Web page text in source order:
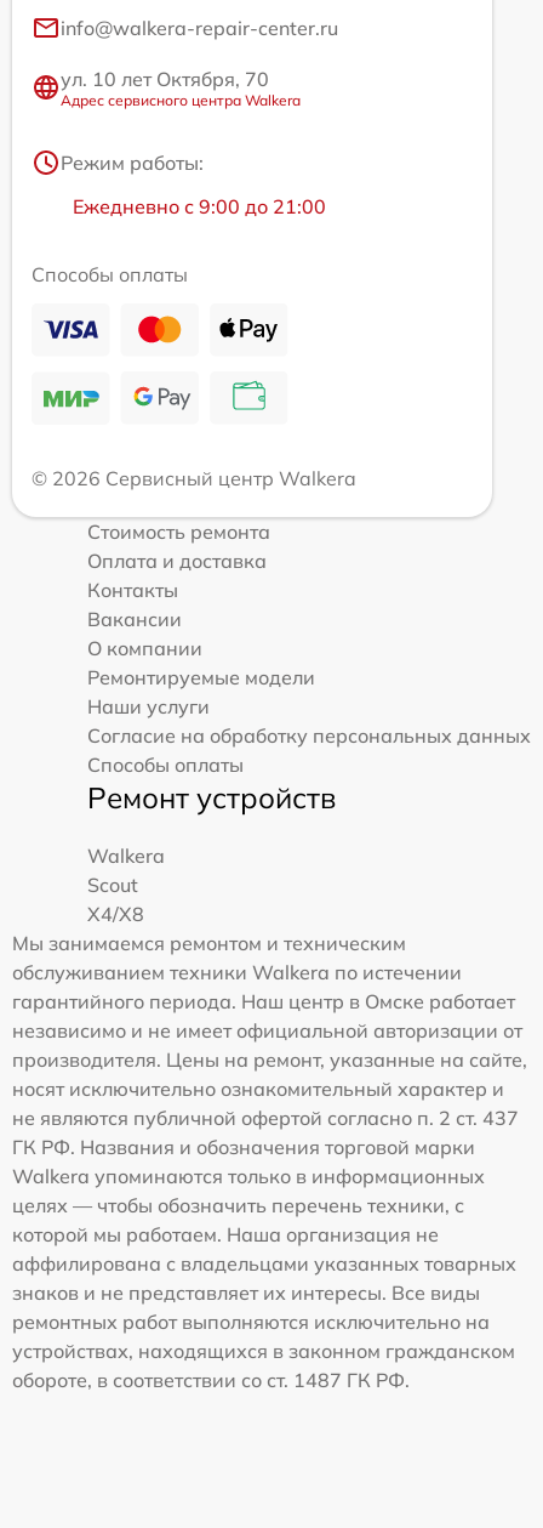
info@walkera-repair-center.ru
ул. 10 лет Октября, 70
Адрес сервисного центра Walkera
Режим работы:
Ежедневно с 9:00 до 21:00
Способы оплаты
© 2026 Сервисный центр Walkera
Стоимость ремонта
Оплата и доставка
Контакты
Вакансии
О компании
Ремонтируемые модели
Наши услуги
Согласие на обработку персональных данных
Способы оплаты
Ремонт устройств
Walkera
Scout
X4/X8
Мы занимаемся ремонтом и техническим
обслуживанием техники Walkera по истечении
гарантийного периода. Наш центр в Омске работает
независимо и не имеет официальной авторизации от
производителя. Цены на ремонт, указанные на сайте,
носят исключительно ознакомительный характер и
не являются публичной офертой согласно п. 2 ст. 437
ГК РФ. Названия и обозначения торговой марки
Walkera упоминаются только в информационных
целях — чтобы обозначить перечень техники, с
которой мы работаем. Наша организация не
аффилирована с владельцами указанных товарных
знаков и не представляет их интересы. Все виды
ремонтных работ выполняются исключительно на
устройствах, находящихся в законном гражданском
обороте, в соответствии со ст. 1487 ГК РФ.